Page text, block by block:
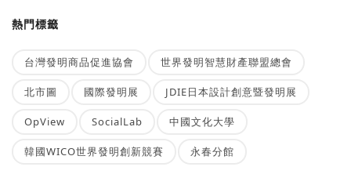
熱門標籤
台灣發明商品促進協會 世界發明智慧財產聯盟總會
北市圖 國際發明展 JDIE日本設計創意暨發明展
OpView SocialLab 中國文化大學
韓國WICO世界發明創新競賽 永春分館